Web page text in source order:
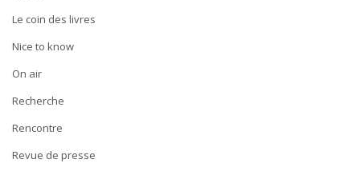
Le coin des livres
Nice to know
On air
Recherche
Rencontre
Revue de presse